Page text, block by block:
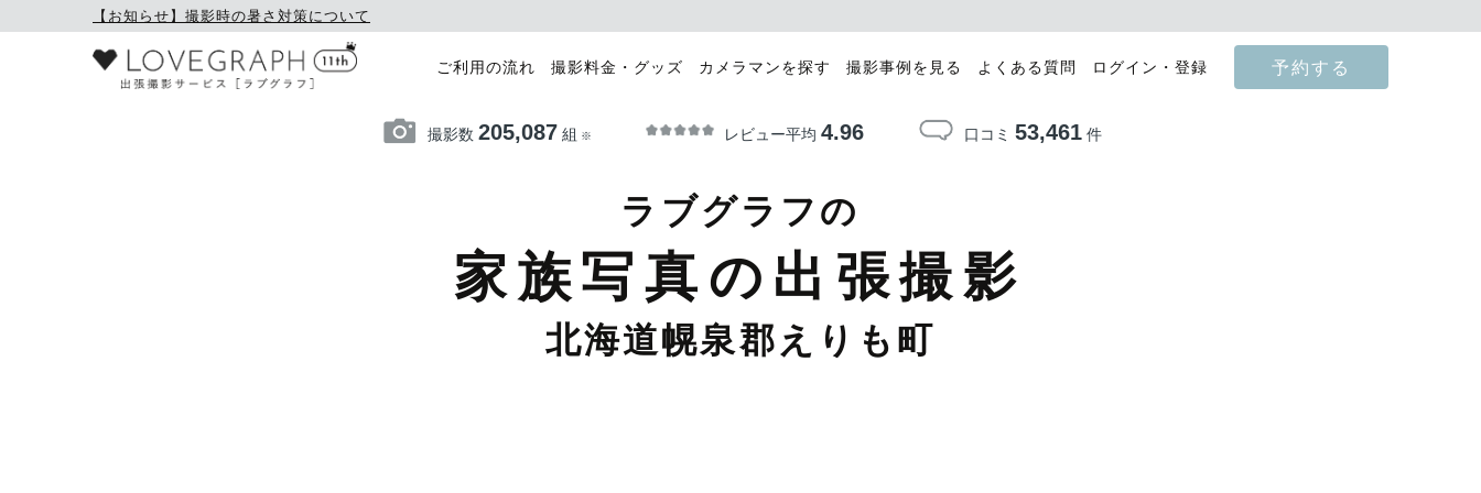
【お知らせ】撮影時の暑さ対策について
ご利用の流れ 撮影料金・グッズ カメラマンを探す 撮影事例を見る よくある質問 ログイン・登録 予約する
撮影数 205,087 組 ※ レビュー平均 4.96 口コミ 53,461件
ラブグラフの
家族写真の出張撮影
北海道幌泉郡えりも町